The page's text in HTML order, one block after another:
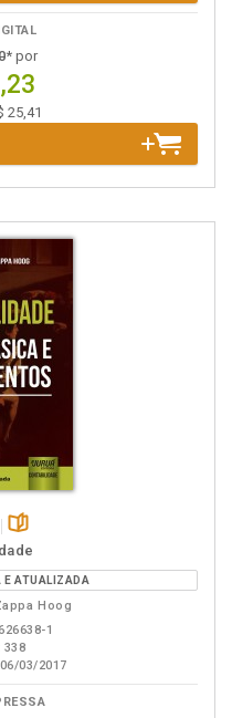
* por
25,41
páginas
E ATUALIZADA
Hoog
1
338
06/03/2017